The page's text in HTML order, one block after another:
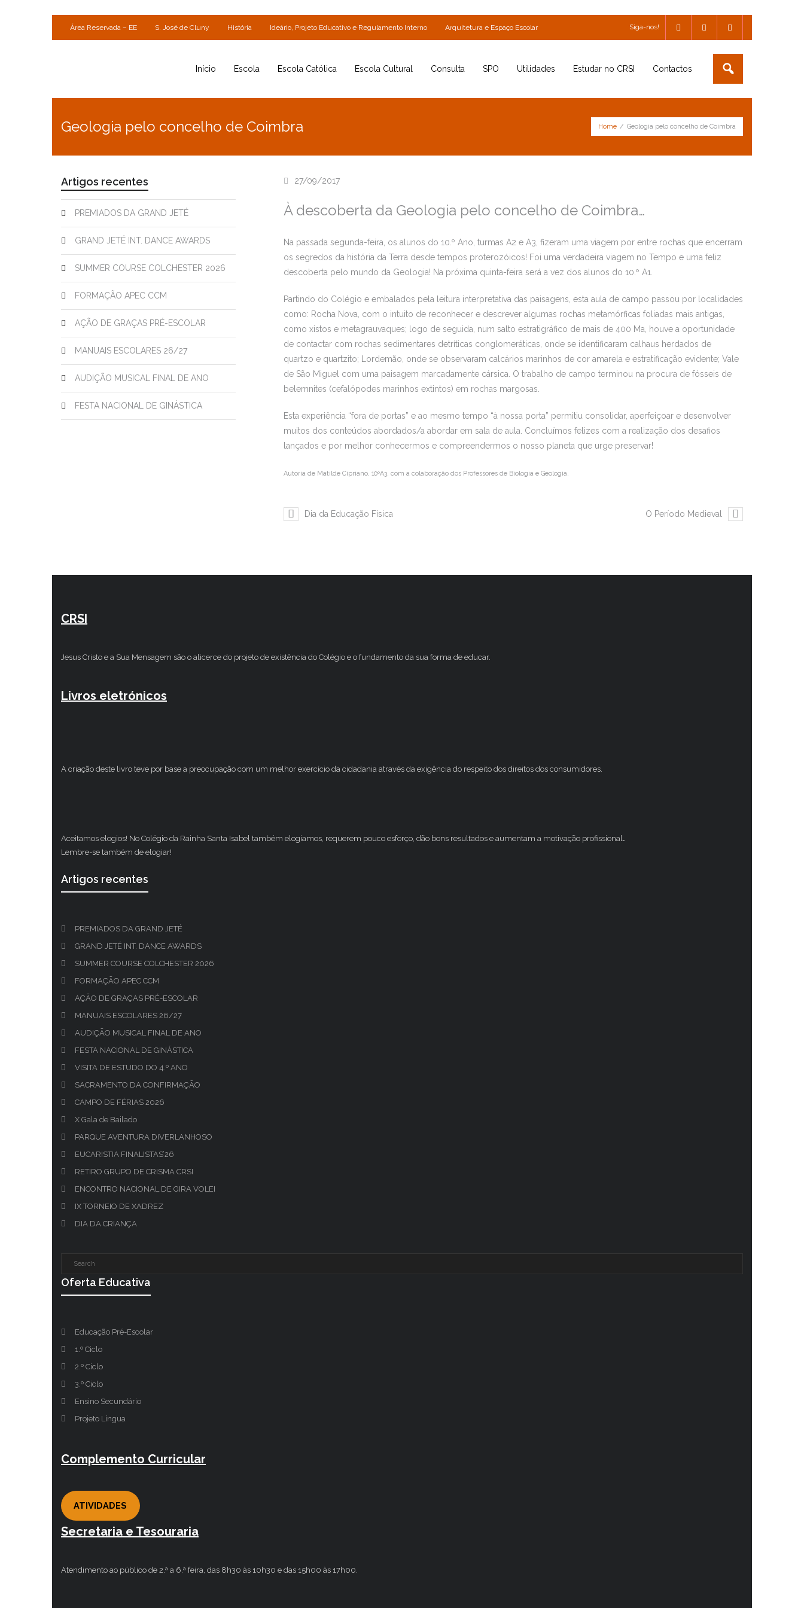
Área Reservada – EE S. José de Cluny História Ideário, Projeto Educativo e Regulamento Interno Arquitetura e Espaço Escolar Siga-nos!
Início Escola Escola Católica Escola Cultural Consulta SPO Utilidades Estudar no CRSI Contactos
Geologia pelo concelho de Coimbra Home / Geologia pelo concelho de Coimbra
27/09/2017
À descoberta da Geologia pelo concelho de Coimbra…
Na passada segunda-feira, os alunos do 10.º Ano, turmas A2 e A3, fizeram uma viagem por entre rochas que encerram
os segredos da história da Terra desde tempos proterozóicos! Foi uma verdadeira viagem no Tempo e uma feliz
descoberta pelo mundo da Geologia! Na próxima quinta-feira será a vez dos alunos do 10.º A1.
Partindo do Colégio e embalados pela leitura interpretativa das paisagens, esta aula de campo passou por localidades
como: Rocha Nova, com o intuito de reconhecer e descrever algumas rochas metamórficas foliadas mais antigas,
como xistos e metagrauvaques; logo de seguida, num salto estratigráfico de mais de 400 Ma, houve a oportunidade
de contactar com rochas sedimentares detríticas conglomeráticas, onde se identificaram calhaus herdados de
quartzo e quartzito; Lordemão, onde se observaram calcários marinhos de cor amarela e estratificação evidente; Vale
de São Miguel com uma paisagem marcadamente cársica. O trabalho de campo terminou na procura de fósseis de
belemnites (cefalópodes marinhos extintos) em rochas margosas.
Esta experiência “fora de portas” e ao mesmo tempo “à nossa porta” permitiu consolidar, aperfeiçoar e desenvolver
muitos dos conteúdos abordados/a abordar em sala de aula. Concluímos felizes com a realização dos desafios
lançados e por melhor conhecermos e compreendermos o nosso planeta que urge preservar!
Autoria de Matilde Cipriano, 10ºA3, com a colaboração dos Professores de Biologia e Geologia.
Dia da Educação Física O Período Medieval
Artigos recentes
PREMIADOS DA GRAND JETÉ
GRAND JETÉ INT. DANCE AWARDS
SUMMER COURSE COLCHESTER 2026
FORMAÇÃO APEC CCM
AÇÃO DE GRAÇAS PRÉ-ESCOLAR
MANUAIS ESCOLARES 26/27
AUDIÇÃO MUSICAL FINAL DE ANO
FESTA NACIONAL DE GINÁSTICA
CRSI
Jesus Cristo e a Sua Mensagem são o alicerce do projeto de existência do Colégio e o fundamento da sua forma de educar.
Livros eletrónicos
A criação deste livro teve por base a preocupação com um melhor exercício da cidadania através da exigência do respeito dos direitos dos consumidores.
Aceitamos elogios! No Colégio da Rainha Santa Isabel também elogiamos, requerem pouco esforço, dão bons resultados e aumentam a motivação profissional.
Lembre-se também de elogiar!
Artigos recentes
PREMIADOS DA GRAND JETÉ
GRAND JETÉ INT. DANCE AWARDS
SUMMER COURSE COLCHESTER 2026
FORMAÇÃO APEC CCM
AÇÃO DE GRAÇAS PRÉ-ESCOLAR
MANUAIS ESCOLARES 26/27
AUDIÇÃO MUSICAL FINAL DE ANO
FESTA NACIONAL DE GINÁSTICA
VISITA DE ESTUDO DO 4.º ANO
SACRAMENTO DA CONFIRMAÇÃO
CAMPO DE FÉRIAS 2026
X Gala de Bailado
PARQUE AVENTURA DIVERLANHOSO
EUCARISTIA FINALISTAS’26
RETIRO GRUPO DE CRISMA CRSI
ENCONTRO NACIONAL DE GIRA VOLEI
IX TORNEIO DE XADREZ
DIA DA CRIANÇA
Oferta Educativa
Educação Pré-Escolar
1.º Ciclo
2.º Ciclo
3.º Ciclo
Ensino Secundário
Projeto Língua
Complemento Curricular
ATIVIDADES
Secretaria e Tesouraria
Atendimento ao público de 2.ª a 6.ª feira, das 8h30 às 10h30 e das 15h00 às 17h00.